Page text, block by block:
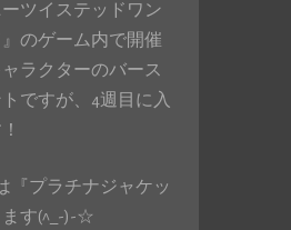
ーツイステッドワン
のゲーム内で開催
ラクターのバース
ですが、4週目に入
『プラチナジャケッ
ます(^_-)-☆